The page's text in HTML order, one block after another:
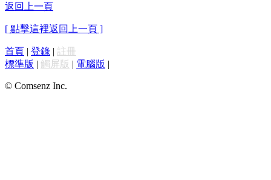
返回上一頁
[ 點擊這裡返回上一頁 ]
首頁 | 登錄 | 註冊
標準版 | 觸屏版 | 電腦版 |
© Comsenz Inc.